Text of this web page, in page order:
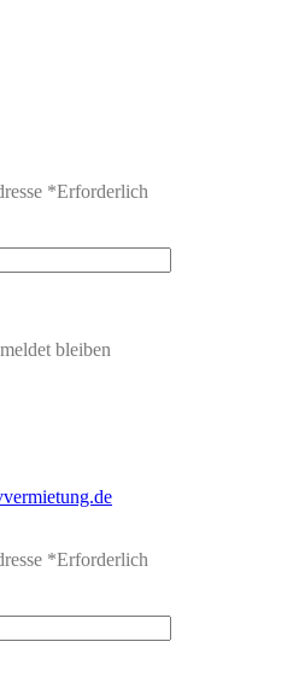
*Erforderlich
bleiben
*Erforderlich